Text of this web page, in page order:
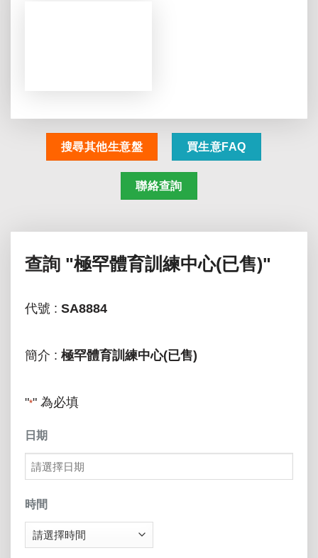
搜尋其他生意盤 買生意FAQ
聯絡查詢
查詢 "極罕體育訓練中心(已售)"
代號 : SA8884
簡介 : 極罕體育訓練中心(已售)
"*" 為必填
日期
MM
slash
DD
時間